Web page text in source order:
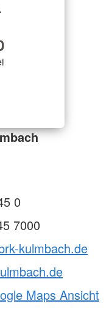
0
7000
kulmbach.de
Maps Ansicht